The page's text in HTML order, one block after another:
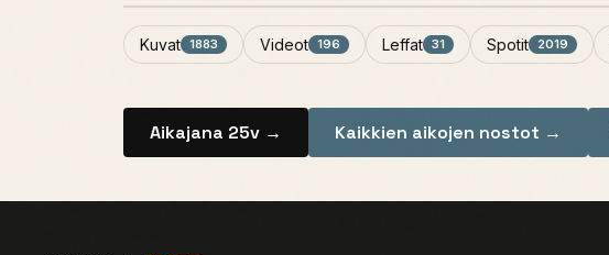
Kuvat 1883 Videot 196 Leffat 31 Spotit 2019
Aikajana 25v → Kaikkien aikojen nostot →